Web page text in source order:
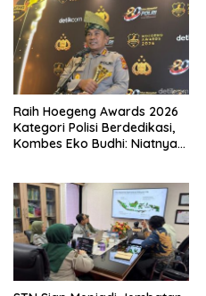
Raih Hoegeng Awards 2026
Kategori Polisi Berdedikasi,
Kombes Eko Budhi: Niatnya